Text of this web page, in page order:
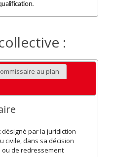
:
au plan
désigné par la juridiction
civile, dans sa décision
ou de redressement